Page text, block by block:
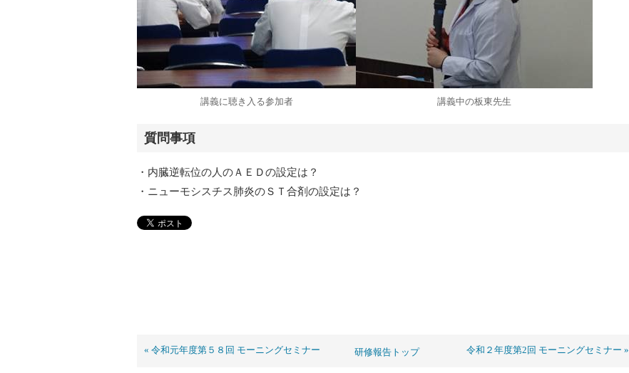
講義に聴き入る参加者 講義中の板東先生
質問事項
・内臓逆転位の人のＡＥＤの設定は？
・ニューモシスチス肺炎のＳＴ合剤の設定は？
« 令和元年度第５８回 モーニングセミナー 令和２年度第2回 モーニングセミナー »
研修報告トップ